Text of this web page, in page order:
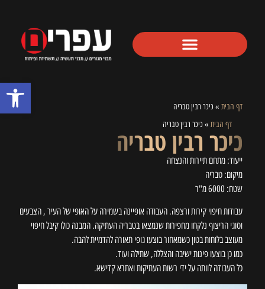
פתח
דף הבית » כיכר רבין טבריה
דף הבית » כיכר רבין טבריה
כיכר רבין טבריה
ייעוד: מתחם תיירות והנצחה
מיקום: טבריה
שטח: 6000 מ"ר
עבודות חיפוי קירות ורצפה. העבודה אופיינה בשמירה על האופי של העיר , הצבעים
וסוגי הריצוף נלקחו מחפירות שנמצאו בטבריה העתיקה. המבנה כולו קיבל חיפוי
מעוצב בלוחות בטון כשמאחור בוצעו גופי תאורה להדמיית להבה.
כמו כן בוצעו פינות ישיבה והצללה, שתילה ועוד.
כל העבודה לוותה על ידי רשות העתיקות ואתרא קדישא.